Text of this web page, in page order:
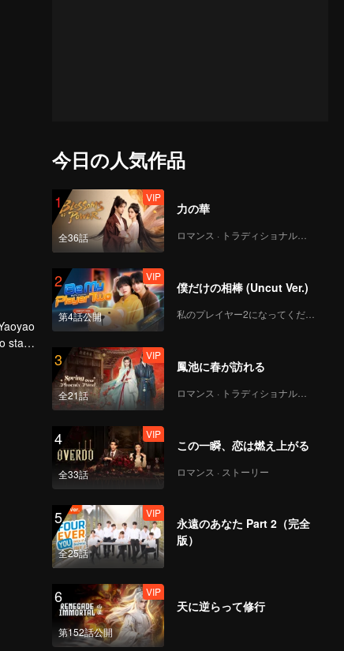
stays
今日の人気作品
1
全36話
VIP
力の華
ロマンス · トラディショナル・コスチューム
2
第4話公開
VIP
僕だけの相棒 (Uncut Ver.)
私のプレイヤー2になってください
3
全21話
VIP
鳳池に春が訪れる
ロマンス · トラディショナル・コスチューム
4
全33話
VIP
この一瞬、恋は燃え上がる
ロマンス · ストーリー
5
全25話
VIP
永遠のあなた Part 2（完全
版）
6
第152話公開
VIP
天に逆らって修行